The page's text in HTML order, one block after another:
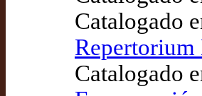
Catalogado
Catalogado